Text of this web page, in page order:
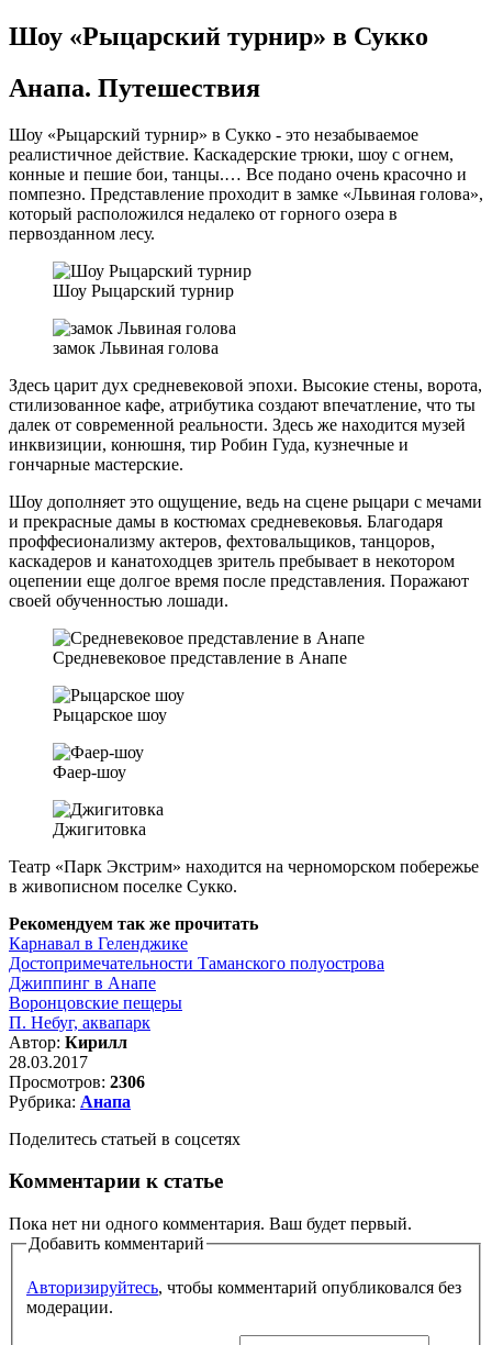
Шоу «Рыцарский турнир» в Сукко
Анапа. Путешествия
Шоу «Рыцарский турнир» в Сукко - это незабываемое
реалистичное действие. Каскадерские трюки, шоу с огнем,
конные и пешие бои, танцы.… Все подано очень красочно и
помпезно. Представление проходит в замке «Львиная голова»,
который расположился недалеко от горного озера в
первозданном лесу.
Шоу Рыцарский турнир
замок Львиная голова
Здесь царит дух средневековой эпохи. Высокие стены, ворота,
стилизованное кафе, атрибутика создают впечатление, что ты
далек от современной реальности. Здесь же находится музей
инквизиции, конюшня, тир Робин Гуда, кузнечные и
гончарные мастерские.
Шоу дополняет это ощущение, ведь на сцене рыцари с мечами
и прекрасные дамы в костюмах средневековья. Благодаря
проффесионализму актеров, фехтовальщиков, танцоров,
каскадеров и канатоходцев зритель пребывает в некотором
оцепении еще долгое время после представления. Поражают
своей обученностью лошади.
Средневековое представление в Анапе
Рыцарское шоу
Фаер-шоу
Джигитовка
Театр «Парк Экстрим» находится на черноморском побережье
в живописном поселке Сукко.
Рекомендуем так же прочитать
Карнавал в Геленджике
Достопримечательности Таманского полуострова
Джиппинг в Анапе
Воронцовские пещеры
П. Небуг, аквапарк
Автор: Кирилл
28.03.2017
Просмотров: 2306
Рубрика: Анапа
Поделитесь статьей в соцсетях
Комментарии к статье
Пока нет ни одного комментария. Ваш будет первый.
Добавить комментарий
Авторизируйтесь, чтобы комментарий опубликовался без
модерации.